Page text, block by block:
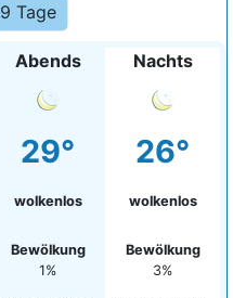
9 Tage
Abends
29°
wolkenlos
Bewölkung
1%
Nachts
26°
wolkenlos
Bewölkung
3%